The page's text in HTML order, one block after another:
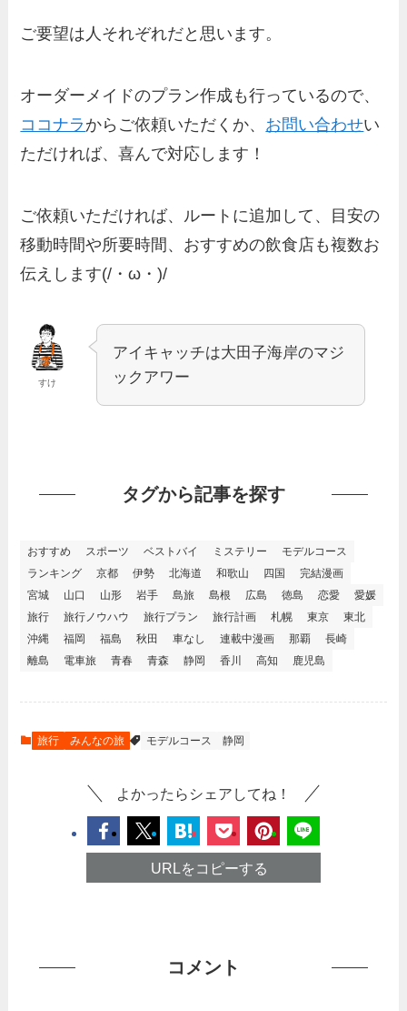
ご要望は人それぞれだと思います。
オーダーメイドのプラン作成も行っているので、
ココナラ からご依頼いただくか、 お問い合わせい
ただければ、喜んで対応します！
ご依頼いただければ、ルートに追加して、目安の
移動時間や所要時間、おすすめの飲食店も複数お
伝えします(/・ω・)/
すけ
アイキャッチは大田子海岸のマジ
ックアワー
タグから記事を探す
おすすめ スポーツ ベストバイ ミステリー
モデルコース
ランキング
京都 伊勢 北海道 和歌山 四国
完結漫画
宮城
山口 山形 岩手 島旅 島根 広島 徳島 恋愛
愛媛
旅行
旅行ノウハウ 旅行プラン 旅行計画 札幌 東京
東北
沖縄
福岡 福島 秋田 車なし 連載中漫画 那覇
長崎
離島
電車旅 青春 青森 静岡 香川 高知 鹿児島
旅行 みんなの旅 モデルコース 静岡
よかったらシェアしてね！
URLをコピーする
コメント